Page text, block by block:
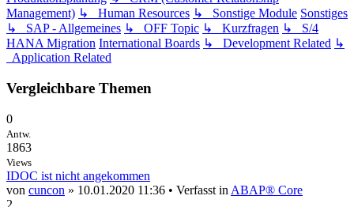
Management) ↳ Human Resources ↳ Sonstige Module Sonstiges
↳ SAP - Allgemeines ↳ OFF Topic ↳ Kurzfragen ↳ S/4
HANA Migration International Boards ↳ Development Related ↳
Application Related
Vergleichbare Themen
0
Antw.
1863
Views
IDOC ist nicht angekommen
von cuncon » 10.01.2020 11:36 • Verfasst in ABAP® Core
2